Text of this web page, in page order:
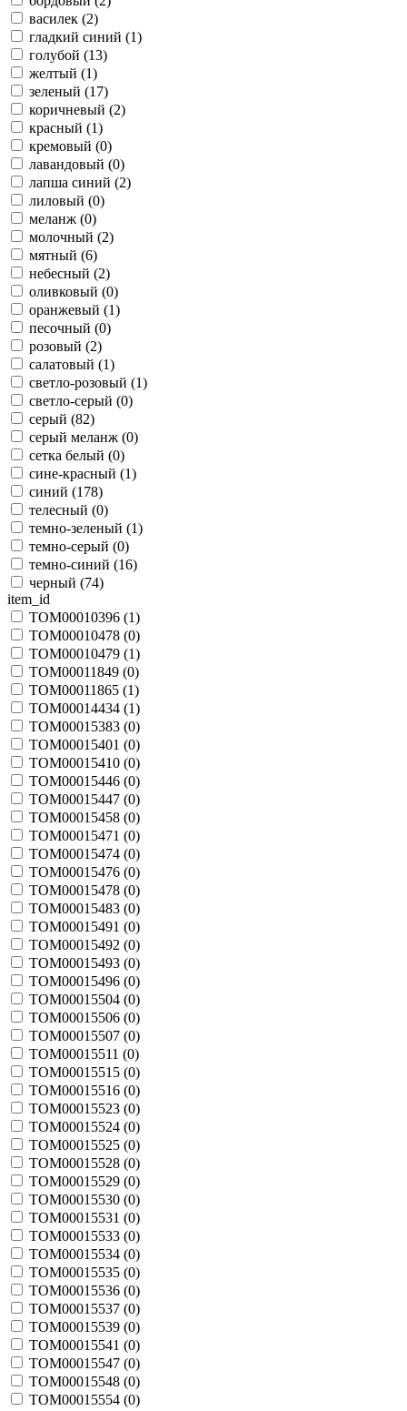
василек (2)
гладкий синий (1)
голубой (13)
желтый (1)
зеленый (17)
коричневый (2)
красный (1)
кремовый (0)
лавандовый (0)
лапша синий (2)
лиловый (0)
меланж (0)
молочный (2)
мятный (6)
небесный (2)
оливковый (0)
оранжевый (1)
песочный (0)
розовый (2)
салатовый (1)
светло-розовый (1)
светло-серый (0)
серый (82)
серый меланж (0)
сетка белый (0)
сине-красный (1)
синий (178)
телесный (0)
темно-зеленый (1)
темно-серый (0)
темно-синий (16)
черный (74)
item_id
TOM00010396 (1)
TOM00010478 (0)
TOM00010479 (1)
TOM00011849 (0)
TOM00011865 (1)
TOM00014434 (1)
TOM00015383 (0)
TOM00015401 (0)
TOM00015410 (0)
TOM00015446 (0)
TOM00015447 (0)
TOM00015458 (0)
TOM00015471 (0)
TOM00015474 (0)
TOM00015476 (0)
TOM00015478 (0)
TOM00015483 (0)
TOM00015491 (0)
TOM00015492 (0)
TOM00015493 (0)
TOM00015496 (0)
TOM00015504 (0)
TOM00015506 (0)
TOM00015507 (0)
TOM00015511 (0)
TOM00015515 (0)
TOM00015516 (0)
TOM00015523 (0)
TOM00015524 (0)
TOM00015525 (0)
TOM00015528 (0)
TOM00015529 (0)
TOM00015530 (0)
TOM00015531 (0)
TOM00015533 (0)
TOM00015534 (0)
TOM00015535 (0)
TOM00015536 (0)
TOM00015537 (0)
TOM00015539 (0)
TOM00015541 (0)
TOM00015547 (0)
TOM00015548 (0)
TOM00015554 (0)